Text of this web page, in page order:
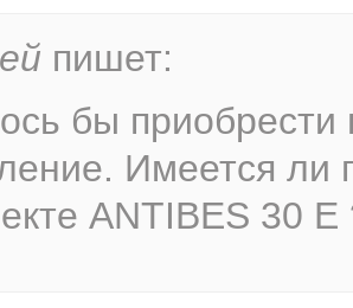
пишет:
бы приобрести
Имеется ли
ANTIBES 30 E